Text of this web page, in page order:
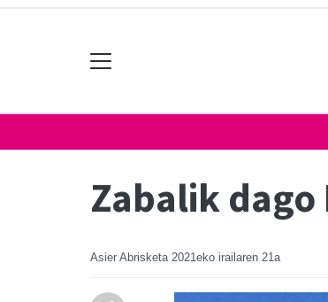
Zabalik
Asier Abrisketa 2021eko irailaren 21a